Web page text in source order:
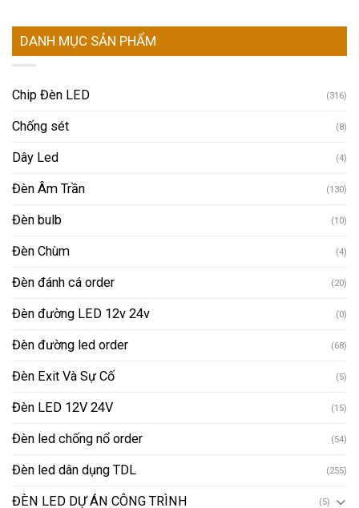
DANH MỤC SẢN PHẨM
Chip Đèn LED (316)
Chống sét (8)
Dây Led (4)
Đèn Âm Trần (130)
Đèn bulb (10)
Đèn Chùm (4)
Đèn đánh cá order (20)
Đèn đường LED 12v 24v (0)
Đèn đường led order (68)
Đèn Exit Và Sự Cố (5)
Đèn LED 12V 24V (15)
Đèn led chống nổ order (54)
Đèn led dân dụng TDL (255)
ĐÈN LED DỰ ÁN CÔNG TRÌNH (5)